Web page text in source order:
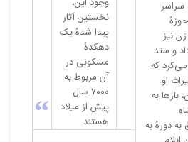
نخستین آثار
پیدا شدهُ یک
دهکدهٔ
مسکونی در
آن مربوط به
۷۰۰۰ سال
پیش از میلاد
هستند
“
سراسر
نیز
و ستد
که
او
بارها به
دورهُ به